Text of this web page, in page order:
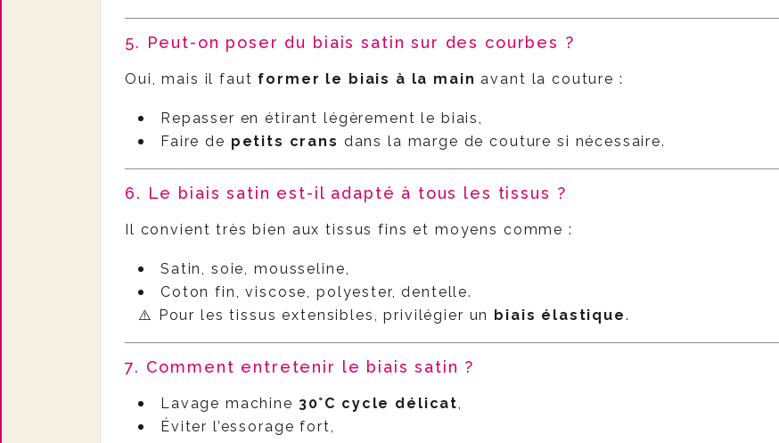
5. Peut-on poser du biais satin sur des courbes ?
Oui, mais il faut former le biais à la main avant la couture :
Repasser en étirant légèrement le biais,
Faire de petits crans dans la marge de couture si nécessaire.
6. Le biais satin est-il adapté à tous les tissus ?
Il convient très bien aux tissus fins et moyens comme :
Satin, soie, mousseline,
Coton fin, viscose, polyester, dentelle.
⚠️ Pour les tissus extensibles, privilégier un biais élastique.
7. Comment entretenir le biais satin ?
Lavage machine 30°C cycle délicat,
Éviter l’essorage fort,